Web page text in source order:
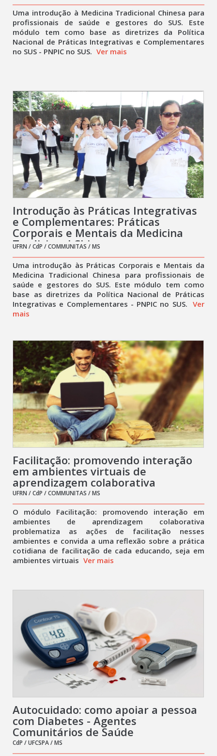
Uma introdução à Medicina Tradicional Chinesa para
profissionais de saúde e gestores do SUS. Este
módulo tem como base as diretrizes da Política
Nacional de Práticas Integrativas e Complementares
no SUS - PNPIC no SUS. Ver mais
Introdução às Práticas Integrativas
e Complementares: Práticas
Corporais e Mentais da Medicina
Tradicional Chinesa
UFRN / CdP / COMMUNITAS / MS
Uma introdução às Práticas Corporais e Mentais da
Medicina Tradicional Chinesa para profissionais de
saúde e gestores do SUS. Este módulo tem como
base as diretrizes da Política Nacional de Práticas
Integrativas e Complementares - PNPIC no SUS. Ver
mais
Facilitação: promovendo interação
em ambientes virtuais de
aprendizagem colaborativa
UFRN / CdP / COMMUNITAS / MS
O módulo Facilitação: promovendo interação em
ambientes de aprendizagem colaborativa
problematiza as ações de facilitação nesses
ambientes e convida a uma reflexão sobre a prática
cotidiana de facilitação de cada educando, seja em
ambientes virtuais Ver mais
Autocuidado: como apoiar a pessoa
com Diabetes - Agentes
Comunitários de Saúde
CdP / UFCSPA / MS